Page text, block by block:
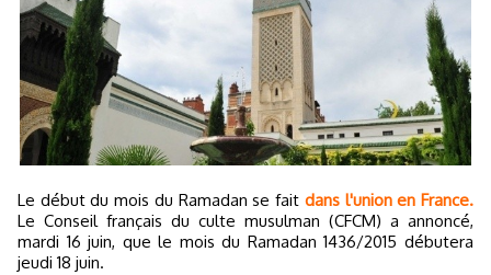
Le début du mois du Ramadan se fait dans l'union en France.
Le Conseil français du culte musulman (CFCM) a annoncé,
mardi 16 juin, que le mois du Ramadan 1436/2015 débutera
jeudi 18 juin.